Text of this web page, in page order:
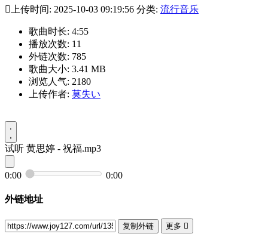
 上传时间: 2025-10-03 09:19:56 分类: 流行音乐
歌曲时长: 4:55
播放次数: 11
外链次数: 785
歌曲大小: 3.41 MB
浏览人气: 2180
上传作者: 莫失い
试听 黄思婷 - 祝福.mp3
0:00 0:00
外链地址
复制外链 更多 